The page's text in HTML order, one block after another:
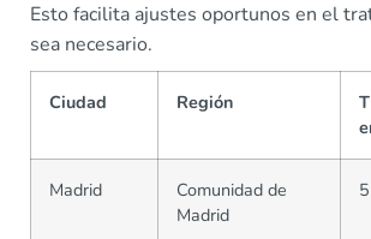
Esto facilita ajustes oportunos en el
sea necesario.
Ciudad Región
Madrid
Comunidad de
Madrid